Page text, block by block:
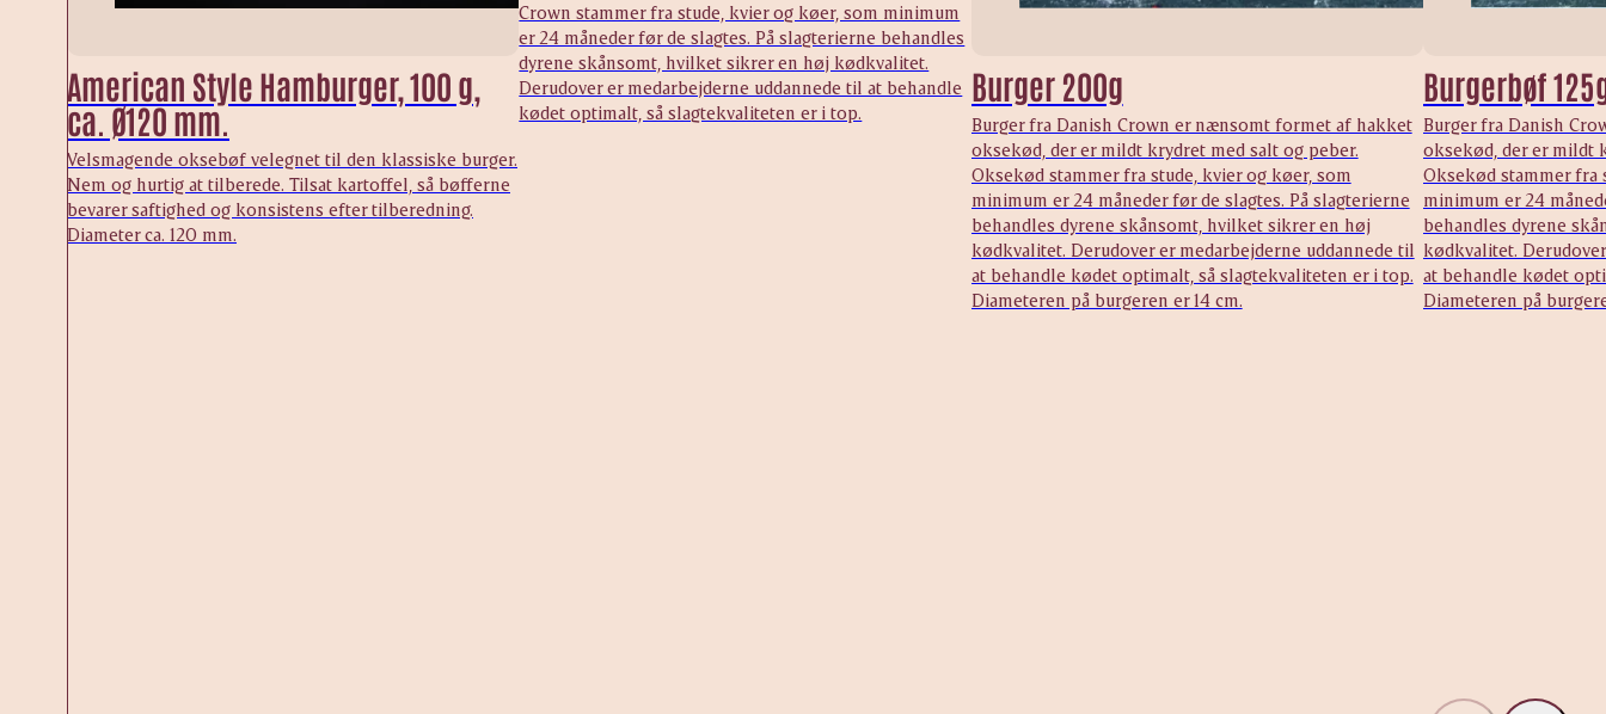
American Style Hamburger, 100 g,
ca. Ø120 mm.
Velsmagende oksebøf velegnet til den klassiske burger.
Nem og hurtig at tilberede. Tilsat kartoffel, så bøfferne
bevarer saftighed og konsistens efter tilberedning.
Diameter ca. 120 mm.
Crown stammer fra stude, kvier og køer, som minimum
er 24 måneder før de slagtes. På slagterierne behandles
dyrene skånsomt, hvilket sikrer en høj kødkvalitet.
Derudover er medarbejderne uddannede til at behandle
kødet optimalt, så slagtekvaliteten er i top.
Burger 200g
Burger fra Danish Crown er nænsomt formet af hakket
oksekød, der er mildt krydret med salt og peber.
Oksekød stammer fra stude, kvier og køer, som
minimum er 24 måneder før de slagtes. På slagterierne
behandles dyrene skånsomt, hvilket sikrer en høj
kødkvalitet. Derudover er medarbejderne uddannede til
at behandle kødet optimalt, så slagtekvaliteten er i top.
Diameteren på burgeren er 14 cm.
Burgerbøf
Burger fra Danish
oksekød, der er mildt
Oksekød stammer fra
minimum er 24
behandles dyrene
kødkvalitet.
at behandle kødet
Diameteren på